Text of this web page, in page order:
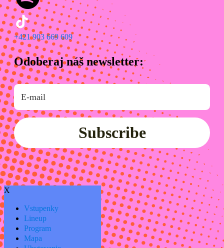
+421 903 669 609
Odoberaj náš newsletter:
Subscribe
X
Vstupenky
Lineup
Program
Mapa